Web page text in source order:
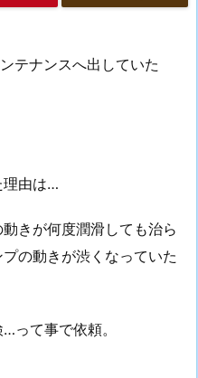
テナンスへ出していた
理由は…
きが何度潤滑しても治ら
の動きが渋くなっていた
って事で依頼。